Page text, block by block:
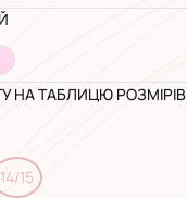
НА ТАБЛИЦЮ РОЗМІРІВ
14/15